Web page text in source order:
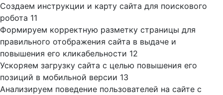
Создаем инструкции и карту сайта для поискового
робота 11
Формируем корректную разметку страницы для
правильного отображения сайта в выдаче и
повышения его кликабельности 12
Ускоряем загрузку сайта с целью повышения его
позиций в мобильной версии 13
Анализируем поведение пользователей на сайте с